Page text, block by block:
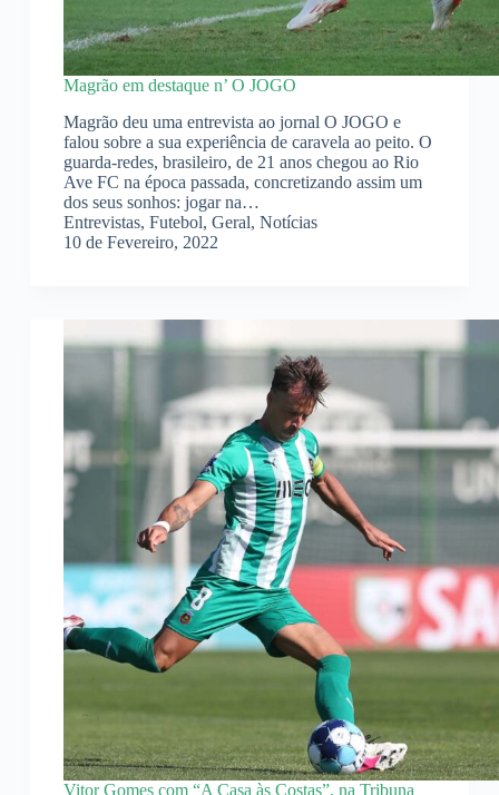
Magrão em destaque n’ O JOGO
Magrão deu uma entrevista ao jornal O JOGO e
falou sobre a sua experiência de caravela ao peito. O
guarda-redes, brasileiro, de 21 anos chegou ao Rio
Ave FC na época passada, concretizando assim um
dos seus sonhos: jogar na…
Entrevistas, Futebol, Geral, Notícias
10 de Fevereiro, 2022
Vitor Gomes com “A Casa às Costas”, na Tribuna